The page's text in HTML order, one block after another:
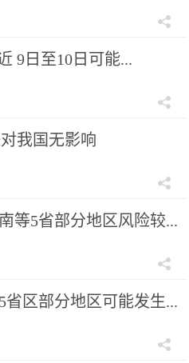
9日至10日可能...
我国无影响
等5省部分地区风险较...
区部分地区可能发生...